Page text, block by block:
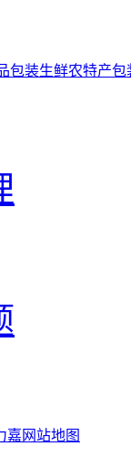
包装生鲜农特产包
嘉 网站地图